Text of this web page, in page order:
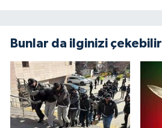
Bunlar da ilginizi çekebilir
KİTAP
HEDEF2020
OTOMOBİL